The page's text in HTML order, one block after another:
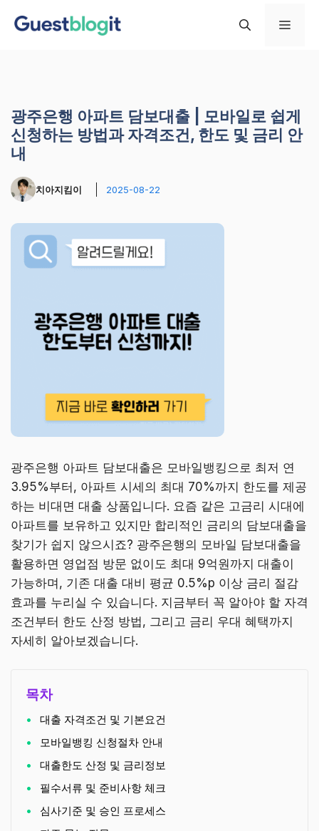
메
광주은행 아파트 담보대출 | 모바일로 쉽게
신청하는 방법과 자격조건, 한도 및 금리 안
내
치아지킴이 2025-08-22
광주은행 아파트 담보대출은 모바일뱅킹으로 최저 연
3.95%부터, 아파트 시세의 최대 70%까지 한도를 제공
하는 비대면 대출 상품입니다. 요즘 같은 고금리 시대에
아파트를 보유하고 있지만 합리적인 금리의 담보대출을
찾기가 쉽지 않으시죠? 광주은행의 모바일 담보대출을
활용하면 영업점 방문 없이도 최대 9억원까지 대출이
가능하며, 기존 대출 대비 평균 0.5%p 이상 금리 절감
효과를 누리실 수 있습니다. 지금부터 꼭 알아야 할 자격
조건부터 한도 산정 방법, 그리고 금리 우대 혜택까지
자세히 알아보겠습니다.
목차
대출 자격조건 및 기본요건
모바일뱅킹 신청절차 안내
대출한도 산정 및 금리정보
필수서류 및 준비사항 체크
심사기준 및 승인 프로세스